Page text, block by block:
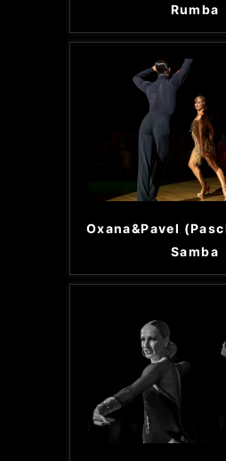
Rumba
Oxana&Pavel
Samba